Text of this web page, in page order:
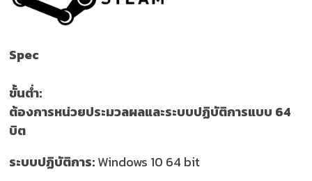
Spec
ขั้นต่ำ:
ต้องการหน่วยประมวลผลและระบบปฏิบัติการแบบ 64
บิต
ระบบปฏิบัติการ:Windows 10 64 bit